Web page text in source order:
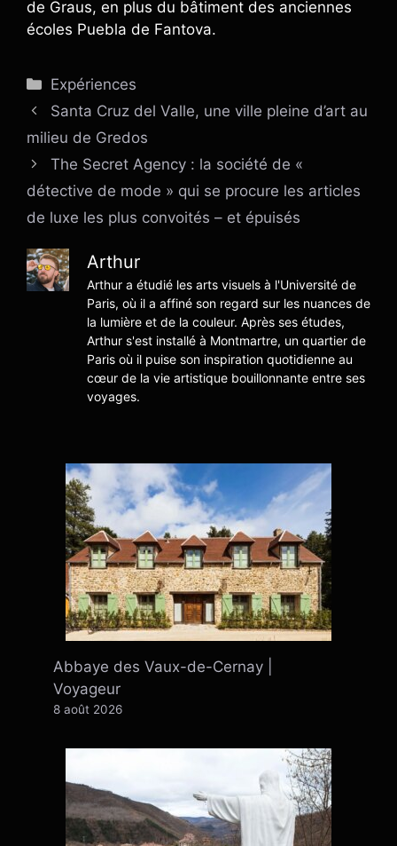
de Graus, en plus du bâtiment des anciennes
écoles Puebla de Fantova.
Catégories
Expériences
Santa Cruz del Valle, une ville pleine d’art au
milieu de Gredos
The Secret Agency : la société de «
détective de mode » qui se procure les articles
de luxe les plus convoités – et épuisés
Arthur
Arthur a étudié les arts visuels à l'Université de
Paris, où il a affiné son regard sur les nuances de
la lumière et de la couleur. Après ses études,
Arthur s'est installé à Montmartre, un quartier de
Paris où il puise son inspiration quotidienne au
cœur de la vie artistique bouillonnante entre ses
voyages.
Abbaye des Vaux-de-Cernay |
Voyageur
8 août 2026